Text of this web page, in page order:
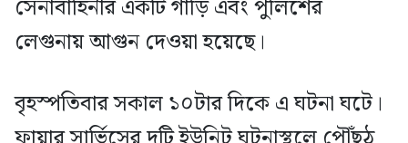
সেনাবাহিনীর একটি গাড়ি এবং পুলিশের
লেগুনায় আগুন দেওয়া হয়েছে।
বৃহস্পতিবার সকাল ১০টার দিকে এ ঘটনা ঘটে।